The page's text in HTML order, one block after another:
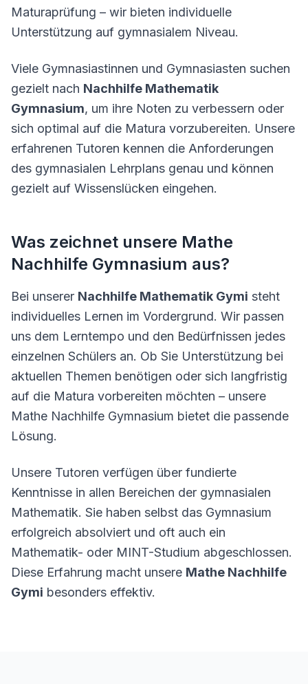
Maturaprüfung – wir bieten individuelle
Unterstützung auf gymnasialem Niveau.
Viele Gymnasiastinnen und Gymnasiasten suchen
gezielt nach Nachhilfe Mathematik
Gymnasium, um ihre Noten zu verbessern oder
sich optimal auf die Matura vorzubereiten. Unsere
erfahrenen Tutoren kennen die Anforderungen
des gymnasialen Lehrplans genau und können
gezielt auf Wissenslücken eingehen.
Was zeichnet unsere Mathe
Nachhilfe Gymnasium aus?
Bei unserer Nachhilfe Mathematik Gymi steht
individuelles Lernen im Vordergrund. Wir passen
uns dem Lerntempo und den Bedürfnissen jedes
einzelnen Schülers an. Ob Sie Unterstützung bei
aktuellen Themen benötigen oder sich langfristig
auf die Matura vorbereiten möchten – unsere
Mathe Nachhilfe Gymnasium bietet die passende
Lösung.
Unsere Tutoren verfügen über fundierte
Kenntnisse in allen Bereichen der gymnasialen
Mathematik. Sie haben selbst das Gymnasium
erfolgreich absolviert und oft auch ein
Mathematik- oder MINT-Studium abgeschlossen.
Diese Erfahrung macht unsere Mathe Nachhilfe
Gymi besonders effektiv.